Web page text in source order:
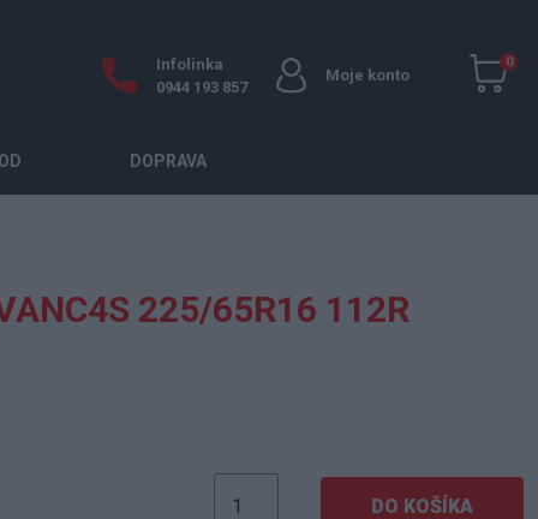
Infolinka
0944 193 857
Moje konto
0
DOPRAVA
225/65R16 112R
DO KOŠÍKA